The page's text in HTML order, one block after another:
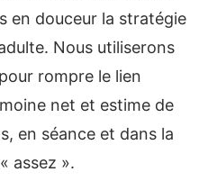
en douceur la stratégie
Nous utiliserons
rompre le lien
net et estime de
en séance et dans la
assez ».